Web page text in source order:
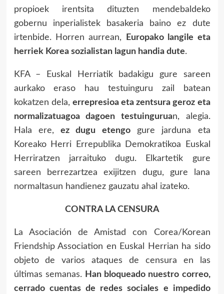
propioek irentsita dituzten mendebaldeko
gobernu inperialistek basakeria baino ez dute
irtenbide. Horren aurrean,
Europako langile eta
herriek Korea sozialistan lagun handia dute.
KFA – Euskal Herriatik badakigu gure sareen
aurkako eraso hau testuinguru zail batean
kokatzen dela, errepresioa eta zentsura geroz eta
normalizatuagoa dagoen testuinguruan, alegia.
Hala ere,ez dugu etengogure jarduna eta
Koreako Herri Errepublika Demokratikoa Euskal
Herriratzen jarraituko dugu. Elkartetik gure
sareen berrezartzea exijitzen dugu, gure lana
normaltasun handienez gauzatu ahal izateko.
CONTRA LA CENSURA
La Asociación de Amistad con Corea/Korean
Friendship Association en Euskal Herrian ha sido
objeto de varios ataques de censura en las
últimas semanas.
Han bloqueado nuestro correo,
cerrado cuentas de redes sociales e impedido